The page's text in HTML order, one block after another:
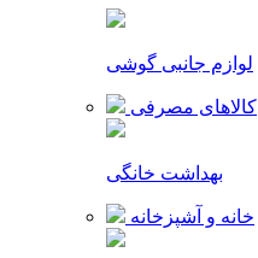
لوازم جانبی گوشی
کالاهای مصرفی
بهداشت خانگی
خانه و آشپزخانه